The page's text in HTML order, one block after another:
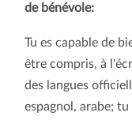
de bénévole:
Tu es capable de
être compris, à
des langues
espagnol, arabe;